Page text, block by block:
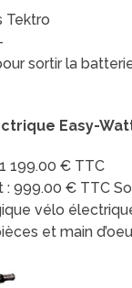
Tektro
sortir la
Easy-
199.00 € TTC
: 999.00 € TTC
vélo
et main